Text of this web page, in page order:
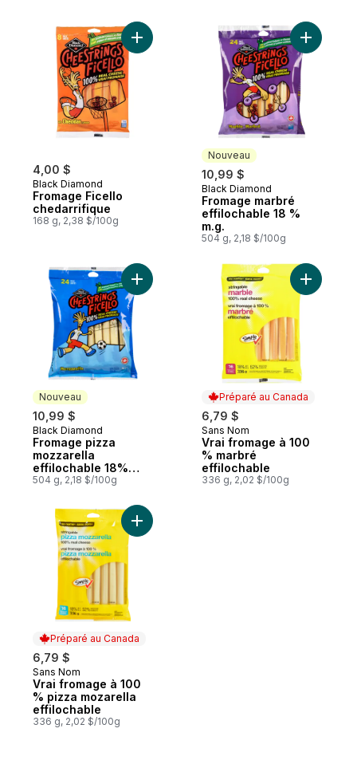
4,00 $
Black Diamond
Fromage Ficello
chedarrifique
168 g, 2,38 $/100g
Ajouter Fromage Ficello chedarrifique au
Nouveau
10,99 $
Nouveau
Black Diamond
Fromage marbré
effilochable 18 %
m.g.
504 g, 2,18 $/100g
Ajouter
Nouveau
10,99 $
Nouveau
Black Diamond
Fromage pizza
mozzarella
effilochable 18%
m.g.
504 g, 2,18 $/100g
Ajouter Fromage pizza mozzarella
Préparé au Canada
6,79 $
Préparé au Canada
Sans Nom
Vrai fromage à 100
% marbré
effilochable
336 g, 2,02 $/100g
Ajouter
Préparé au Canada
6,79 $
Préparé au Canada
Sans Nom
Vrai fromage à 100
% pizza mozarella
effilochable
336 g, 2,02 $/100g
Ajouter Vrai fromage à 100 % pizza